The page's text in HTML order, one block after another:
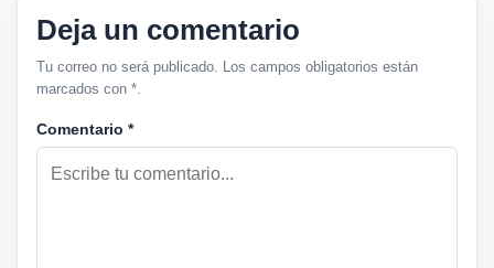
Deja un comentario
Tu correo no será publicado. Los campos obligatorios están
marcados con *.
Comentario *